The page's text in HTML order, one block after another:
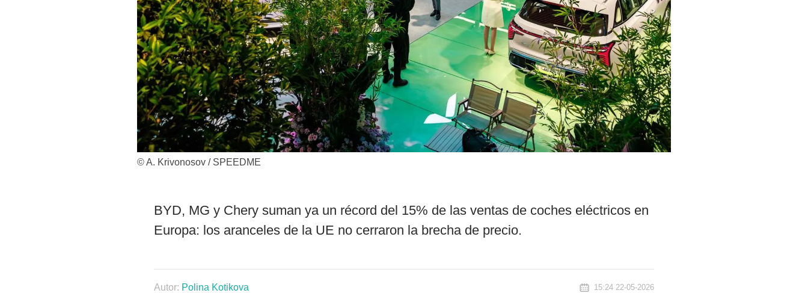
© A. Krivonosov / SPEEDME
BYD, MG y Chery suman ya un récord del 15% de las ventas de coches eléctricos en
Europa: los aranceles de la UE no cerraron la brecha de precio.
Autor: Polina Kotikova 15:24 22-05-2026